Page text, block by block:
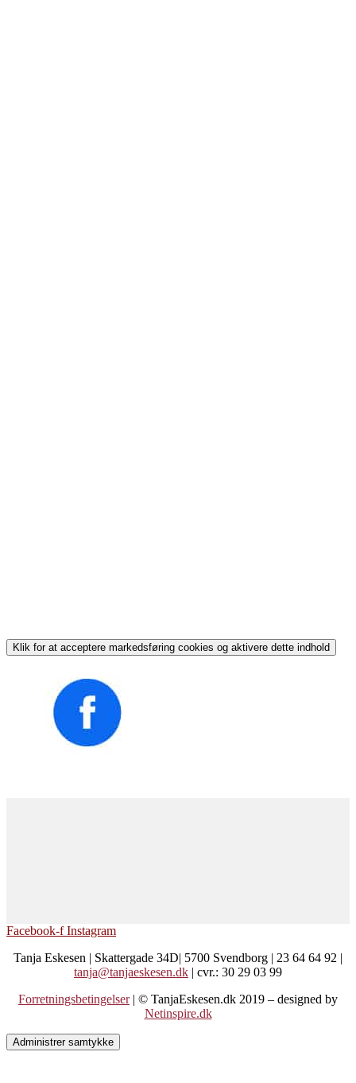
Klik for at acceptere markedsføring cookies og aktivere dette indhold
Facebook-f Instagram
Tanja Eskesen | Skattergade 34D| 5700 Svendborg | 23 64 64 92 |
tanja@tanjaeskesen.dk | cvr.: 30 29 03 99
Forretningsbetingelser | © TanjaEskesen.dk 2019 – designed by
Netinspire.dk
Administrer samtykke